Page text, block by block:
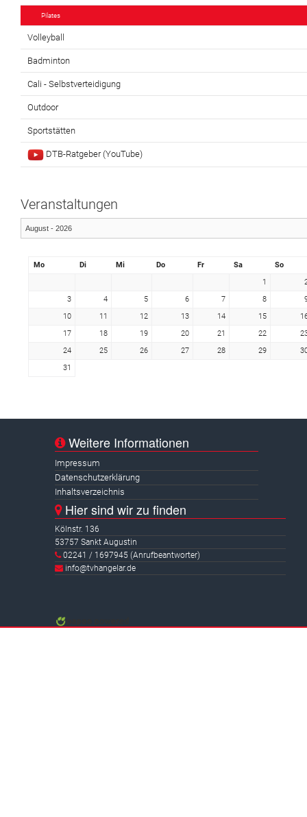
Pilates
Volleyball
Badminton
Cali - Selbstverteidigung
Outdoor
Sportstätten
DTB-Ratgeber (YouTube)
Veranstaltungen
Mo Di Mi Do Fr Sa
So
1
3
4 5 6 7 8
10
11 12 13 14 15
17
18 19 20 21 22
24
25 26 27 28 29
31
Weitere Informationen
Impressum
Datenschutzerklärung
Inhaltsverzeichnis
Hier sind wir zu finden
Kölnstr. 136
53757 Sankt Augustin
02241 / 1697945 (Anrufbeantworter)
info@tvhangelar.de